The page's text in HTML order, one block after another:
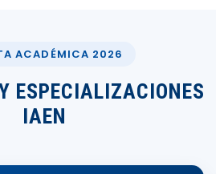
ACADÉMICA 2026
ESPECIALIZACIONES
IAEN